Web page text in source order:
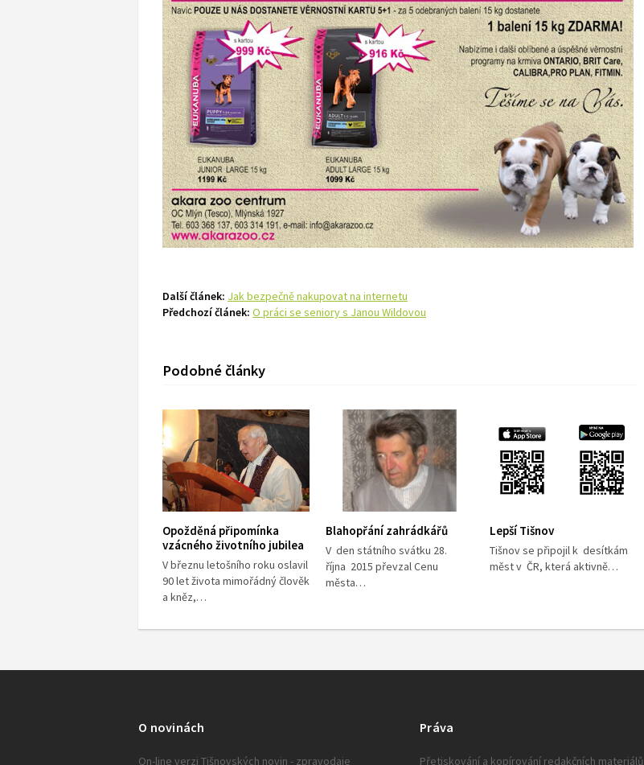
Další článek: Jak bezpečně nakupovat na internetu
Předchozí článek: O práci se seniory s Janou Wildovou
Podobné články
Opožděná připomínka
vzácného životního jubilea
V březnu letošního roku oslavil
90 let života mimořádný člověk
a kněz,…
Blahopřání zahrádkářů
V den státního svátku 28.
října 2015 převzal Cenu
města…
Lepší Tišnov
Tišnov se připojil k desítkám
měst v ČR, která aktivně…
O novinách
On-line verzi Tišnovských novin - zpravodaje
Práva
Přetiskování a kopírování redakčních materiálů